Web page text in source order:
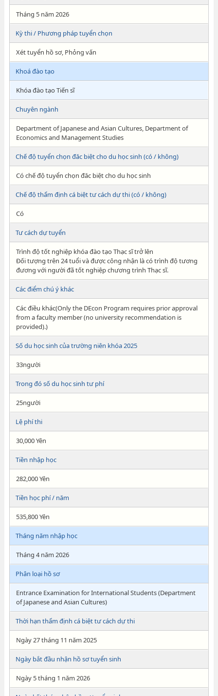
Tháng 5 năm 2026
Kỳ thi / Phương pháp tuyển chọn
Xét tuyển hồ sơ, Phỏng vấn
Khoá đào tạo
Khóa đào tạo Tiến sĩ
Chuyên ngành
Department of Japanese and Asian Cultures, Department of
Economics and Management Studies
Chế độ tuyển chọn đăc biệt cho du học sinh (có / không)
Có chế độ tuyển chọn đăc biệt cho du học sinh
Chế độ thẩm định cá biệt tư cách dự thi (có / không)
Có
Tư cách dự tuyển
Trình độ tốt nghiệp khóa đào tạo Thạc sĩ trở lên
Đối tượng trên 24 tuổi và được công nhận là có trình độ tương
đương với người đã tốt nghiệp chương trình Thạc sĩ.
Các điểm chú ý khác
Các điều khác(Only the DEcon Program requires prior approval
from a faculty member (no university recommendation is
provided).)
Số du học sinh của trường niên khóa 2025
33người
Trong đó số du học sinh tư phí
25người
Lệ phí thi
30,000 Yên
Tiền nhập học
282,000 Yên
Tiền học phí / năm
535,800 Yên
Tháng năm nhập học
Tháng 4 năm 2026
Phân loại hồ sơ
Entrance Examination for International Students (Department
of Japanese and Asian Cultures)
Thời hạn thẩm định cá biệt tư cách dự thi
Ngày 27 tháng 11 năm 2025
Ngày bắt đầu nhận hồ sơ tuyển sinh
Ngày 5 tháng 1 năm 2026